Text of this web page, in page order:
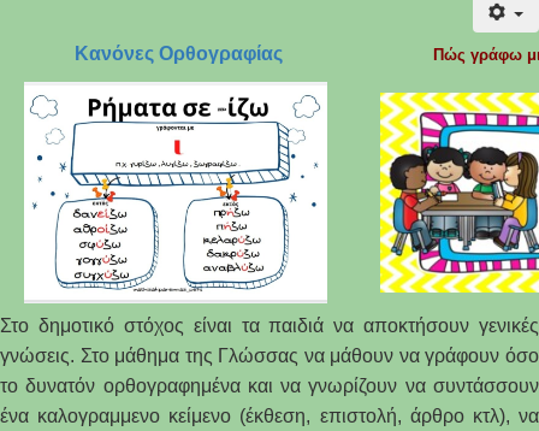
Κανόνες Ορθογραφίας Πώς γράφω
Στο δημοτικό στόχος είναι τα παιδιά να αποκτήσουν γενικές
γνώσεις. Στο μάθημα της Γλώσσας να μάθουν να γράφουν όσο
το δυνατόν ορθογραφημένα και να γνωρίζουν να συντάσσουν
ένα καλογραμμενο κείμενο (έκθεση, επιστολή, άρθρο κτλ), να